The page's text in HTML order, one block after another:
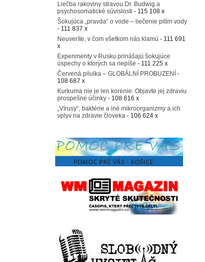
Liečba rakoviny stravou Dr. Budwig a
psychosomatické súvislosti - 115 108 x
Šokujúca „pravda“ o vode – liečenie pitím vody
- 111 837 x
Neuveríte, v čom všetkom nás klamú - 111 691
x
Experimenty v Rusku prinášajú šokujúce
úspechy o ktorých sa nepíše - 111 225 x
Červená pilulka – GLOBÁLNÍ PROBUZENÍ -
108 687 x
Kurkuma nie je len korenie. Objavte jej zdraviu
prospešné účinky - 108 616 x
„Vírusy“, baktérie a iné mikroorganizmy a ich
vplyv na zdravie človeka - 106 624 x